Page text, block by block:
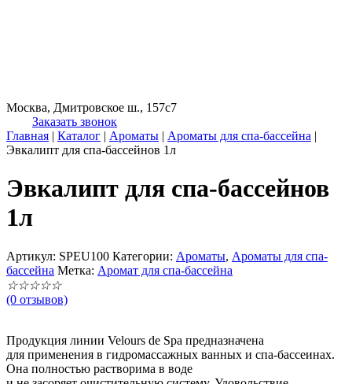
Москва, Дмитровское ш., 157с7
Заказать звонок
Главная | Каталог | Ароматы | Ароматы для спа-бассейна |
Эвкалипт для спа-бассейнов 1л
Эвкалипт для спа-бассейнов
1л
Артикул: SPEU100 Категории: Ароматы, Ароматы для спа-
бассейна Метка: Аромат для спа-бассейна
☆☆☆☆☆
(0 отзывов)
Продукция линии Velours de Spa предназначена
для применения в гидромассажных ванных и спа-бассеинах.
Она полностью растворима в воде